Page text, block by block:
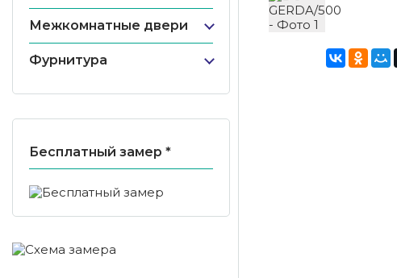
Межкомнатные двери
Фурнитура
Бесплатный замер *